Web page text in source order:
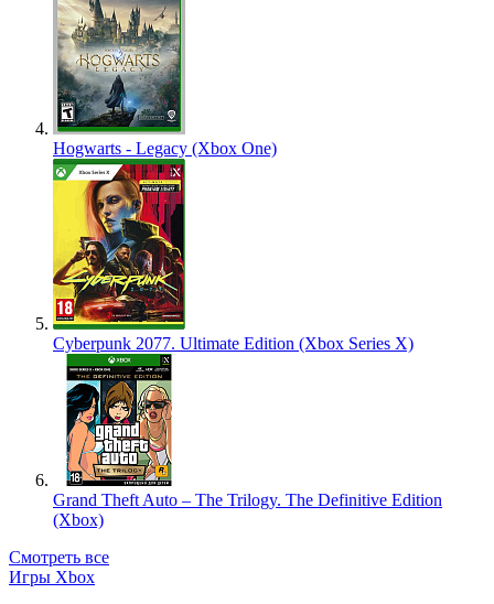
Hogwarts - Legacy (Xbox One)
Cyberpunk 2077. Ultimate Edition (Xbox Series X)
Grand Theft Auto – The Trilogy. The Definitive Edition
(Xbox)
Смотреть все
Игры Xbox